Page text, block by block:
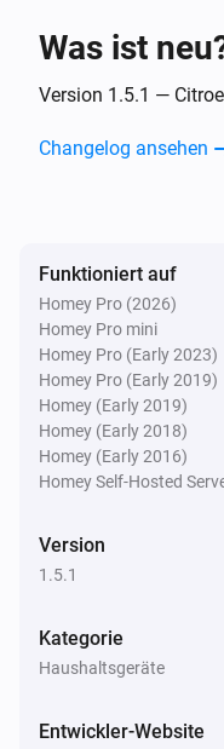
Der
Opel
New trip
Der
Peugeot
Der
Die
New trip
Und ...
Was ist
Version 1.5.1 —
Changelog ansehen
Funktioniert auf
Homey Pro (2026)
Homey Pro mini
Homey Pro (Early 2023)
Homey Pro (Early 2019)
Homey (Early 2019)
Homey (Early 2018)
Homey (Early 2016)
Homey Self-Hosted
Version
1.5.1
Kategorie
Haushaltsgeräte
Entwickler-Website